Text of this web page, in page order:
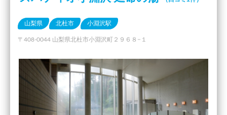
山梨県 北杜市 小淵沢駅
〒408-0044 山梨県北杜市小淵沢町２９６８−１